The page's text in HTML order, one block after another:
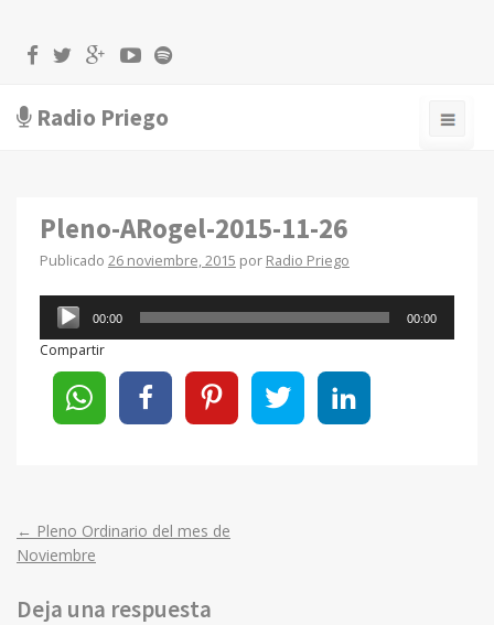
Radio Priego
Pleno-ARogel-2015-11-26
Publicado 26 noviembre, 2015 por Radio Priego
Reproductor
audio
00:00 00:00
Compartir
Post
navigation
← Pleno Ordinario del mes de
Noviembre
Deja una respuesta